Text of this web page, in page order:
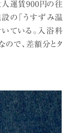
運賃900円の往
の「うすずみ温
いている。入浴料
ので、差額分とタ